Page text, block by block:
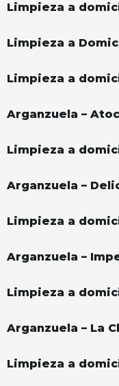
Limpieza a
Limpieza a
Limpieza a
Arganzuela –
Limpieza a
Arganzuela –
Limpieza a
Arganzuela –
Limpieza a
Arganzuela – La
Limpieza a